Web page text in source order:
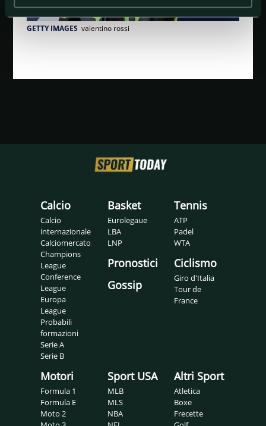
GETTY IMAGES valentino rossi
Calcio
Calcio
internazionale
Calciomercato
Champions
League
Conference
League
Europa
League
Probabili
formazioni
Serie A
Serie B
Basket
Eurolegaue
LBA
LNP
Pronostici
Gossip
Tennis
ATP
Padel
WTA
Ciclismo
Giro d'Italia
Tour de
France
Motori
Formula 1
Formula E
Moto 2
Sport USA
MLB
MLS
NBA
Altri Sport
Atletica
Boxe
Frecette